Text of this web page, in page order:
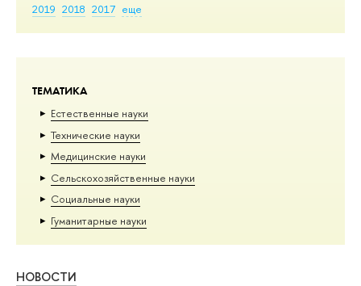
2019 2018 2017 еще
ТЕМАТИКА
Естественные науки
Тех­ничес­кие науки
Медицинские науки
Сельскохозяйственные науки
Социальные науки
Гуманитарные науки
НОВОСТИ